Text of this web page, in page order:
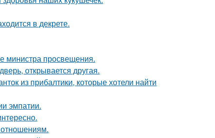
в декрете.
министра просвещения.
открывается другая.
из прибалтики, которые хотели найти
эмпатии.